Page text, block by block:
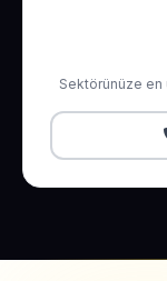
Sektörünüze